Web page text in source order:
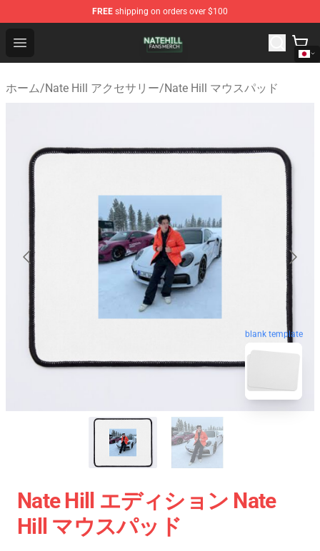
FREE shipping on orders over $100
Open menu
Nate Hill Shop - Official Nate Hill Merchandise Store
ホーム/Nate Hill アクセサリー/Nate Hill マウスパッド
blank template
Nate Hill エディション Nate
Hill マウスパッド